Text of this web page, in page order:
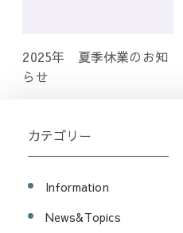
2025年 夏季休業のお知
らせ
カテゴリー
Information
News&Topics